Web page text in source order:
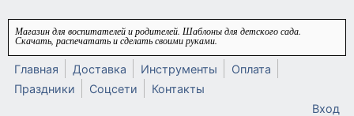
Перейти к основному содержанию
Магазин для воспитателей и родителей. Шаблоны для детского сада.
Скачать, распечатать и сделать своими руками.
Главная Доставка Инструменты
Оплата
Праздники
Соцсети
Контакты
Вход